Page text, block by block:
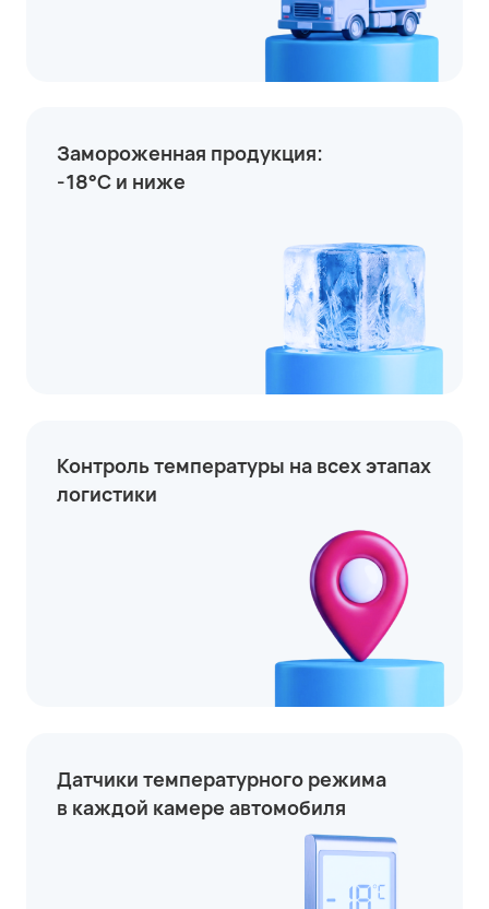
Замороженная продукция:
-18°C и ниже
Контроль температуры на всех этапах
логистики
Датчики температурного режима
в каждой камере автомобиля